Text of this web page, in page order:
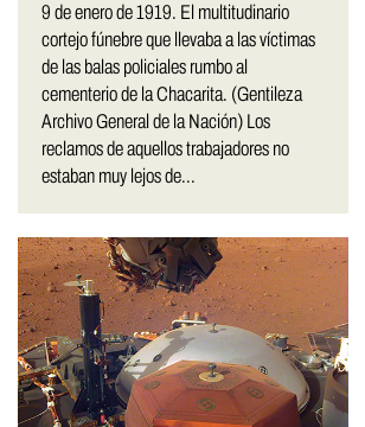
9 de enero de 1919. El multitudinario
cortejo fúnebre que llevaba a las víctimas
de las balas policiales rumbo al
cementerio de la Chacarita. (Gentileza
Archivo General de la Nación) Los
reclamos de aquellos trabajadores no
estaban muy lejos de...